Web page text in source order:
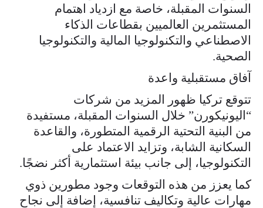
السنوات المقبلة، خاصة مع ازدياد اهتمام
المستثمرين العالميين بقطاعات الذكاء
الاصطناعي والتكنولوجيا المالية والتكنولوجيا
الصحية.
آفاق مستقبلية واعدة
تتوقع تركيا ظهور المزيد من شركات
“اليونيكورن” خلال السنوات المقبلة، مستفيدة
من البنية التحتية الرقمية المتطورة، والقاعدة
السكانية الشابة، وتزايد الاعتماد على
التكنولوجيا، إلى جانب بيئة استثمارية أكثر نضجًا.
كما يعزز من هذه التوقعات وجود مطورين ذوي
مهارات عالية وتكاليف تنافسية، إضافة إلى نجاح